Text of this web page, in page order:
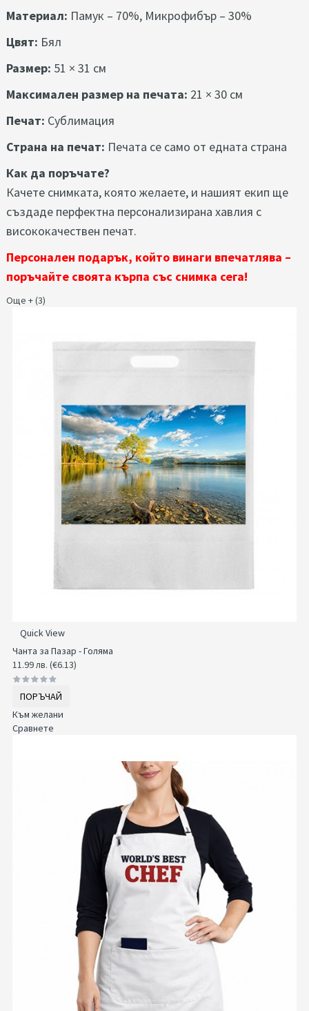
Материал: Памук – 70%, Микрофибър – 30%
Цвят: Бял
Размер: 51 × 31 см
Максимален размер на печата: 21 × 30 см
Печат: Сублимация
Страна на печат: Печата се само от едната страна
Как да поръчате?
Качете снимката, която желаете, и нашият екип ще
създаде перфектна персонализирана хавлия с
висококачествен печат.
Персонален подарък, който винаги впечатлява –
поръчайте своята кърпа със снимка сега!
Още + (3)
Quick View
Чанта за Пазар - Голяма
11.99 лв. (€6.13)
ПОРЪЧАЙ
Към желани
Сравнете